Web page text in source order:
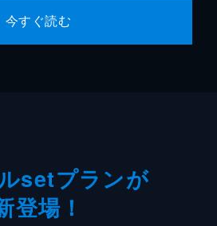
今すぐ読む
setプランが
登場！